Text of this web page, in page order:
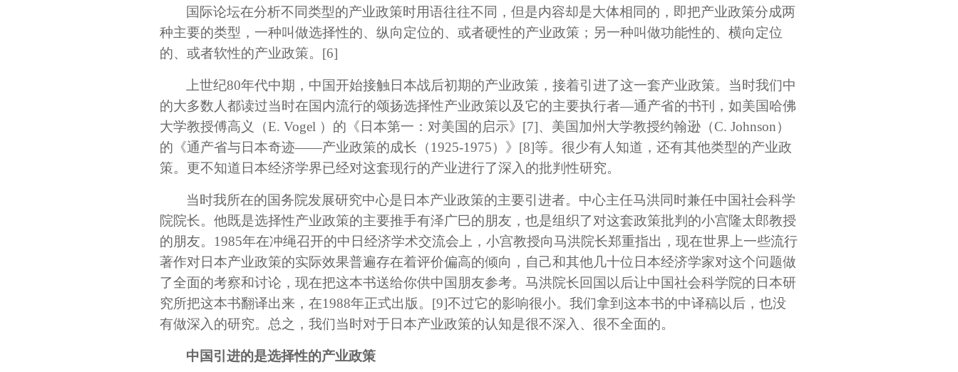
国际论坛在分析不同类型的产业政策时用语往往不同，但是内容却是大体相同的，即把产业政策分成两
种主要的类型，一种叫做选择性的、纵向定位的、或者硬性的产业政策；另一种叫做功能性的、横向定位
的、或者软性的产业政策。 [6]
上世纪80年代中期，中国开始接触日本战后初期的产业政策，接着引进了这一套产业政策。当时我们中
的大多数人都读过当时在国内流行的颂扬选择性产业政策以及它的主要执行者—通产省的书刊，如美国哈佛
大学教授傅高义（E. Vogel ）的《日本第一：对美国的启示》 [7]、美国加州大学教授约翰逊（C. Johnson）
的《通产省与日本奇迹——产业政策的成长（1925-1975）》 [8]等。很少有人知道，还有其他类型的产业政
策。更不知道日本经济学界已经对这套现行的产业进行了深入的批判性研究。
当时我所在的国务院发展研究中心是日本产业政策的主要引进者。中心主任马洪同时兼任中国社会科学
院院长。他既是选择性产业政策的主要推手有泽广巳的朋友，也是组织了对这套政策批判的小宫隆太郎教授
的朋友。1985年在冲绳召开的中日经济学术交流会上，小宫教授向马洪院长郑重指出，现在世界上一些流行
著作对日本产业政策的实际效果普遍存在着评价偏高的倾向，自己和其他几十位日本经济学家对这个问题做
了全面的考察和讨论，现在把这本书送给你供中国朋友参考。马洪院长回国以后让中国社会科学院的日本研
究所把这本书翻译出来，在1988年正式出版。 [9]不过它的影响很小。我们拿到这本书的中译稿以后，也没
有做深入的研究。总之，我们当时对于日本产业政策的认知是很不深入、很不全面的。
中国引进的是选择性的产业政策